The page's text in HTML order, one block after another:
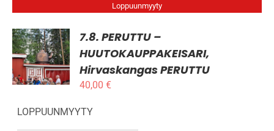
Loppuunmyyty
LISÄTIEDOT
7.8. PERUTTU –
HUUTOKAUPPAKEISARI,
Hirvaskangas PERUTTU
40,00€
LOPPUUNMYYTY